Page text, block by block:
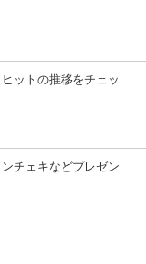
ットの推移をチェッ
チェキなどプレゼン